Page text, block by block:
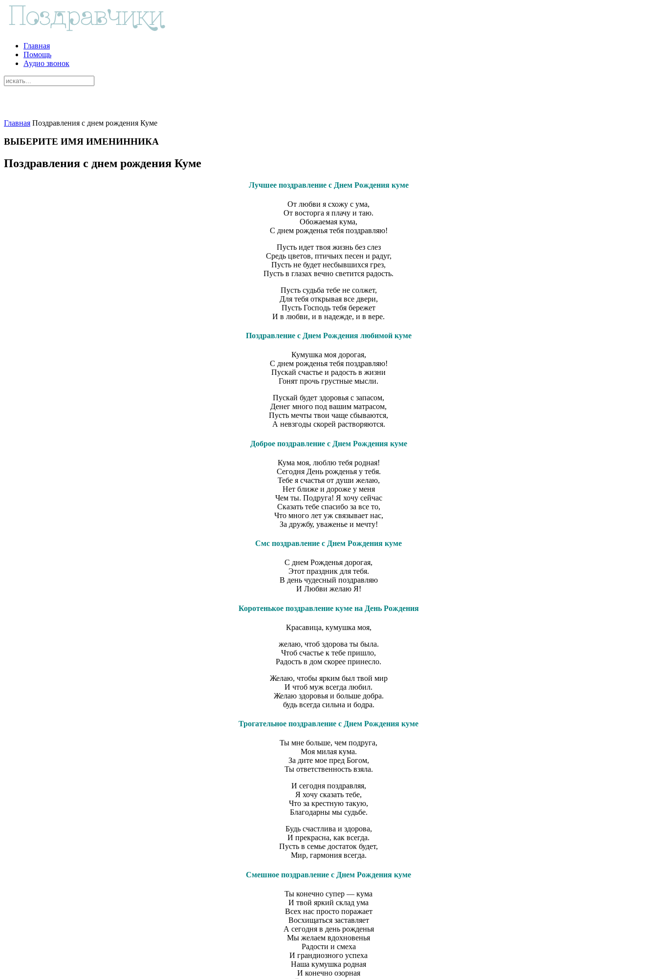
Главная
Помощь
Аудио звонок
Главная Поздравления с днем рождения Куме
ВЫБЕРИТЕ ИМЯ ИМЕНИННИКА
Поздравления с днем рождения Куме
Лучшее поздравление с Днем Рождения куме
От любви я схожу с ума,
От восторга я плачу и таю.
Обожаемая кума,
С днем рожденья тебя поздравляю!
Пусть идет твоя жизнь без слез
Средь цветов, птичьих песен и радуг,
Пусть не будет несбывшихся грез,
Пусть в глазах вечно светится радость.
Пусть судьба тебе не солжет,
Для тебя открывая все двери,
Пусть Господь тебя бережет
И в любви, и в надежде, и в вере.
Поздравление с Днем Рождения любимой куме
Кумушка моя дорогая,
С днем рожденья тебя поздравляю!
Пускай счастье и радость в жизни
Гонят прочь грустные мысли.
Пускай будет здоровья с запасом,
Денег много под вашим матрасом,
Пусть мечты твои чаще сбываются,
А невзгоды скорей растворяются.
Доброе поздравление с Днем Рождения куме
Кума моя, люблю тебя родная!
Сегодня День рожденья у тебя.
Тебе я счастья от души желаю,
Нет ближе и дороже у меня
Чем ты. Подруга! Я хочу сейчас
Сказать тебе спасибо за все то,
Что много лет уж связывает нас,
За дружбу, уваженье и мечту!
Смс поздравление с Днем Рождения куме
С днем Рожденья дорогая,
Этот праздник для тебя.
В день чудесный поздравляю
И Любви желаю Я!
Коротенькое поздравление куме на День Рождения
Красавица, кумушка моя,
желаю, чтоб здорова ты была.
Чтоб счастье к тебе пришло,
Радость в дом скорее принесло.
Желаю, чтобы ярким был твой мир
И чтоб муж всегда любил.
Желаю здоровья и больше добра.
будь всегда сильна и бодра.
Трогательное поздравление с Днем Рождения куме
Ты мне больше, чем подруга,
Моя милая кума.
За дите мое пред Богом,
Ты ответственность взяла.
И сегодня поздравляя,
Я хочу сказать тебе,
Что за крестную такую,
Благодарны мы судьбе.
Будь счастлива и здорова,
И прекрасна, как всегда.
Пусть в семье достаток будет,
Мир, гармония всегда.
Смешное поздравление с Днем Рождения куме
Ты конечно супер — кума
И твой яркий склад ума
Всех нас просто поражает
Восхищаться заставляет
А сегодня в день рожденья
Мы желаем вдохновенья
Радости и смеха
И грандиозного успеха
Наша кумушка родная
И конечно озорная